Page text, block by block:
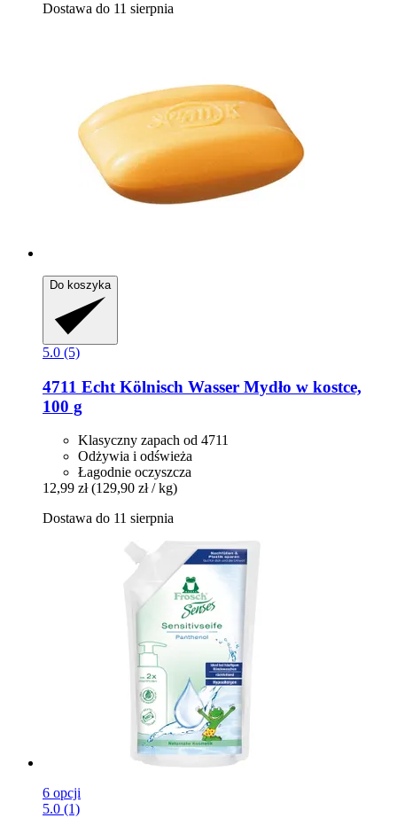
Dostawa do 11 sierpnia
Do koszyka
5.0 (5)
4711 Echt Kölnisch Wasser Mydło w kostce,
100 g
Klasyczny zapach od 4711
Odżywia i odświeża
Łagodnie oczyszcza
12,99 zł (129,90 zł / kg)
Dostawa do 11 sierpnia
6 opcji
5.0 (1)